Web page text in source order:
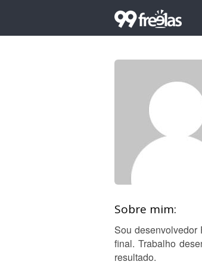
Sobre mim:
Sou desenvolvedor
final. Trabalho
resultado.